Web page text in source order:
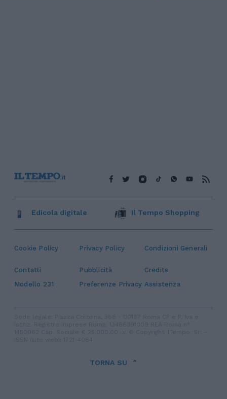
Cookie Policy Privacy Policy Condizioni Generali
Contatti Pubblicità
Credits
Modello 231
Preferenze Privacy Assistenza
Edicola digitale Il Tempo Shopping
TORNA SU